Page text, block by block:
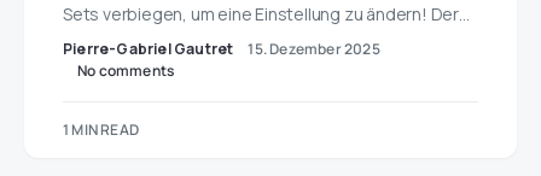
Sets verbiegen, um eine Einstellung zu ändern! Der…
Pierre-Gabriel Gautret
15. Dezember 2025
No comments
1 MIN READ